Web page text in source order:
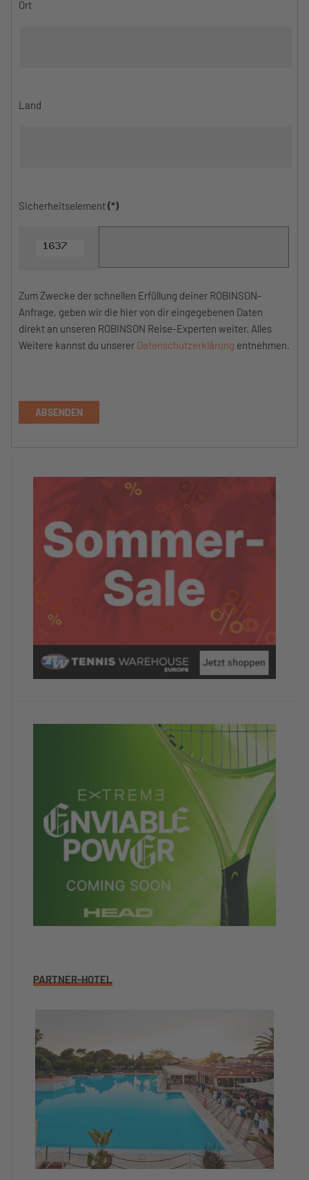
Ort
Land
Sicherheitselement(*)
Zum Zwecke der schnellen Erfüllung deiner ROBINSON-
Anfrage, geben wir die hier von dir eingegebenen Daten
direkt an unseren ROBINSON Reise-Experten weiter. Alles
Weitere kannst du unserer Datenschutzerklärung entnehmen.
ABSENDEN
PARTNER-HOTEL